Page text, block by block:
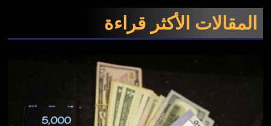
المقالات الأكثر قراءة